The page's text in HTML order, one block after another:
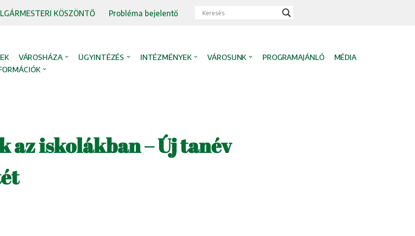
KÖSZÖNTŐ Probléma bejelentő
VÁROSHÁZA ÜGYINTÉZÉS INTÉZMÉNYEK VÁROSUNK PROGRAMAJÁNLÓ
MÉDIA
az iskolákban – Új tanév